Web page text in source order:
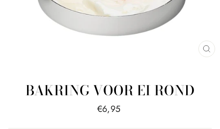
BAKRING VOOR EI ROND
Regular
€6,95